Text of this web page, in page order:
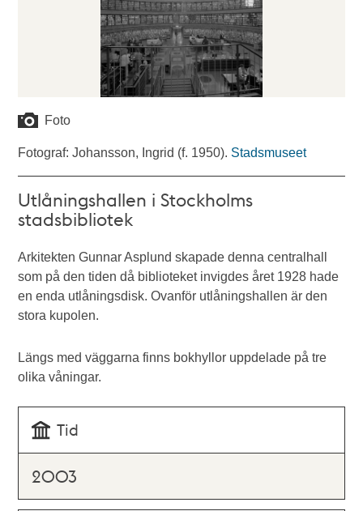
Foto
Fotograf: Johansson, Ingrid (f. 1950). Stadsmuseet
Utlåningshallen i Stockholms
stadsbibliotek
Arkitekten Gunnar Asplund skapade denna centralhall
som på den tiden då biblioteket invigdes året 1928 hade
en enda utlåningsdisk. Ovanför utlåningshallen är den
stora kupolen.
Längs med väggarna finns bokhyllor uppdelade på tre
olika våningar.
Tid
2003